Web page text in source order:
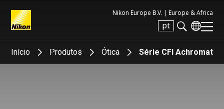
Nikon Europe B.V. | Europe & Africa
pt
Search keyword(s)
Início Produtos Ótica Série CFI Achromat